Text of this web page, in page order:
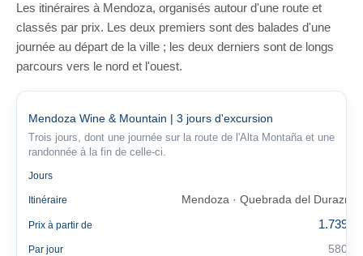
Les itinéraires à Mendoza, organisés autour d'une route et
classés par prix. Les deux premiers sont des balades d'une
journée au départ de la ville ; les deux derniers sont de longs
parcours vers le nord et l'ouest.
Mendoza Wine & Mountain | 3 jours d'excursion
Trois jours, dont une journée sur la route de l'Alta Montaña et une
randonnée à la fin de celle-ci.
Jours
Itinéraire Mendoza · Quebrada del Durazno
Prix à partir de 1.739 €
Par jour 580 €